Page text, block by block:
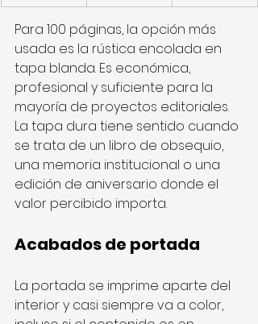
Para 100 páginas, la opción más
usada es la rústica encolada en
tapa blanda. Es económica,
profesional y suficiente para la
mayoría de proyectos editoriales.
La tapa dura tiene sentido cuando
se trata de un libro de obsequio,
una memoria institucional o una
edición de aniversario donde el
valor percibido importa.
Acabados de portada
La portada se imprime aparte del
interior y casi siempre va a color,